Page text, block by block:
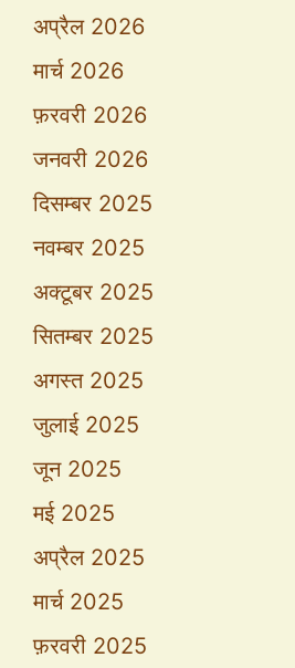
अप्रैल 2026
मार्च 2026
फ़रवरी 2026
जनवरी 2026
दिसम्बर 2025
नवम्बर 2025
अक्टूबर 2025
सितम्बर 2025
अगस्त 2025
जुलाई 2025
जून 2025
मई 2025
अप्रैल 2025
मार्च 2025
फ़रवरी 2025